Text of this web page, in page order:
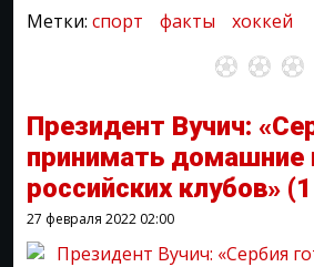
Метки: спорт факты хоккей
Президент Вучич:
принимать домашние
российских клубов»
27 февраля 2022 02:00